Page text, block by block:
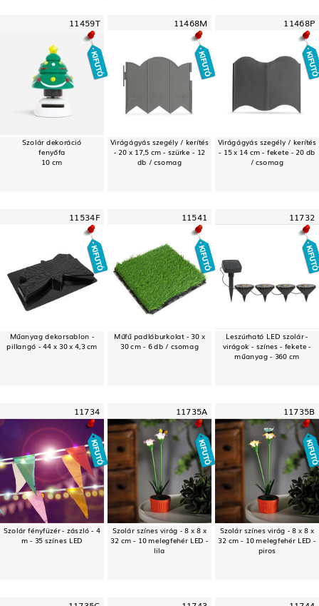
11459T
Szolár dekoráció
fenyőfa
10 cm
11468M
Virágágyás szegély / kerítés
- 20 x 17,5 cm - szürke - 12
db / csomag
11468P
Virágágyás szegély / kerítés
- 15 x 14 cm - fekete - 20 db
/ csomag
11534F
Műanyag dekorsablon -
pillangó - 44 x 30 x 4,3 cm
11541
Műfű padlóburkolat - 30 x
30 cm - 6 db / csomag
11732
Leszúrható LED szolár -
virágok - színes - fekete -
műanyag - 360 cm
11734
Szolár fényfüzér - zászló - 4
m - 35 színes LED
11735A
Szolár színes virág - 8 x 8 x
32 cm - 10 melegfehér LED -
lila
11735B
Szolár színes virág - 8 x 8 x
32 cm - 10 melegfehér LED -
piros